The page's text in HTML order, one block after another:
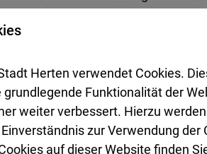
Herten verwendet Cookies.
Funktionalität der
weiter verbessert. Hierzu
zur Verwendung
auf dieser Website finden